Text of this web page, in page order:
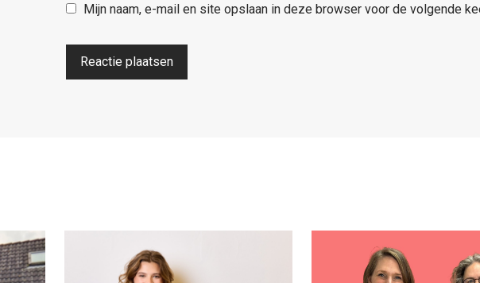
Mijn naam, e-mail en site opslaan in deze browser voor de volgende